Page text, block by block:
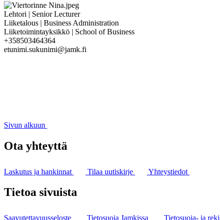
Lehtori | Senior Lecturer
Liiketalous | Business Administration
Liiketoimintayksikkö | School of Business
+358503464364
etunimi.sukunimi@jamk.fi
Sivun alkuun
Ota yhteyttä
Laskutus ja hankinnat Tilaa uutiskirje Yhteystiedot
Tietoa sivuista
Saavutettavuusseloste Tietosuoja Jamkissa Tietosuoja- ja